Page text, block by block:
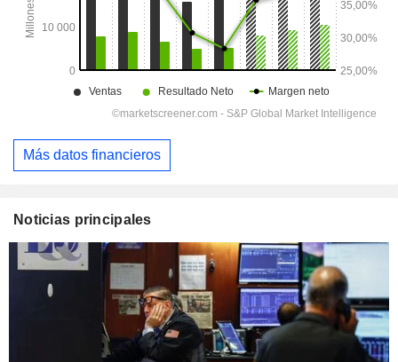
Más datos financieros
Noticias principales